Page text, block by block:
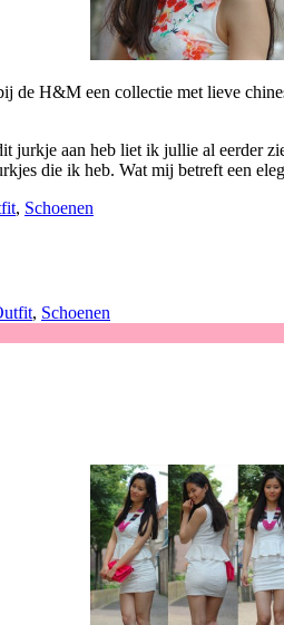
de H&M een collectie met lieve
aan heb liet ik jullie al eerder
die ik heb. Wat mij betreft een
, Schoenen
, Schoenen